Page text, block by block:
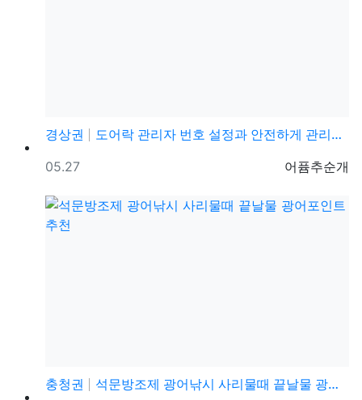
경상권
도어락 관리자 번호 설정과 안전하게 관리하는 방법
등록자
어퓸추순개
등록일
05.27
충청권 석문방조제 광어낚시 사리물때 끝날물 광어포인트 추천